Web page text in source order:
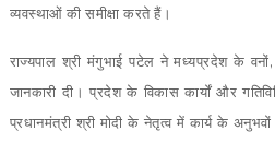
व्यवस्थाओं की समीक्षा करते हैं।
राज्यपाल श्री मंगुभाई पटेल ने मध्यप्रदेश के
जानकारी दी। प्रदेश के विकास कार्यों और
प्रधानमंत्री श्री मोदी के नेतृत्व में कार्य के